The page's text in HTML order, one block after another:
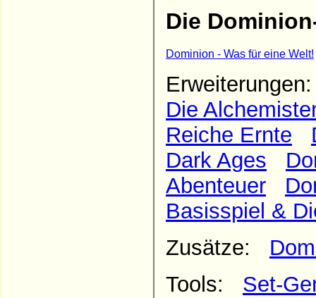
Die
Dominion - Was für eine Welt!
Die
Reiche Ernte
Dark Ages
Abenteuer
Basisspiel &
Zusätze:
Tools: Set-